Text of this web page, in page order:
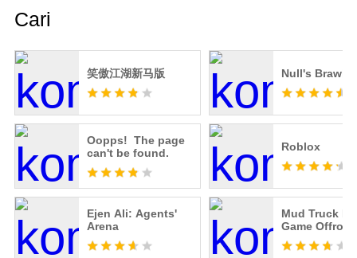
Cari
笑傲江湖新马版 Null's Brawl
Oopps! The page
can't be found.
Roblox
Ejen Ali: Agents'
Arena
Mud Truck
Game Offroad